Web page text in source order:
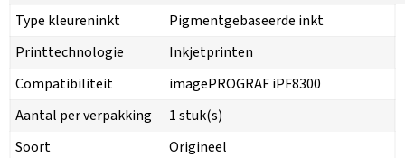
Type kleureninkt
Pigmentgebaseerde inkt
Printtechnologie
Inkjetprinten
Compatibiliteit
imagePROGRAF iPF8300
Aantal per verpakking
1 stuk(s)
Soort
Origineel